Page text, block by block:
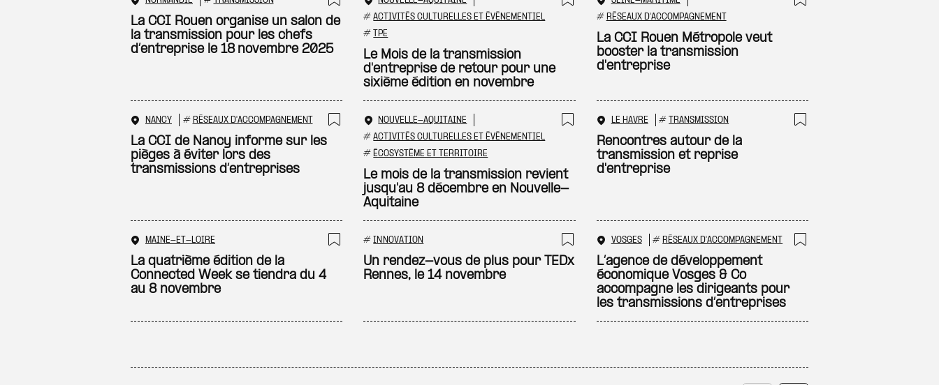
Ajouter à ma sélection
La CCI Rouen organise un salon de
la transmission pour les chefs
d’entreprise le 18 novembre 2025
#ACTIVITÉS CULTURELLES ET ÉVÉNEMENTIEL
# TPE
Ajouter à ma sélection
Le Mois de la transmission
d'entreprise de retour pour une
sixième édition en novembre
# RÉSEAUX D'ACCOMPAGNEMENT
La CCI Rouen Métropole veut
booster la transmission
d'entreprise
NANCY # RÉSEAUX D'ACCOMPAGNEMENT
Ajouter à ma sélection
La CCI de Nancy informe sur les
pièges à éviter lors des
transmissions d’entreprises
NOUVELLE-AQUITAINE
#ACTIVITÉS CULTURELLES ET ÉVÉNEMENTIEL
#ÉCOSYSTÈME ET TERRITOIRE
Ajouter à ma sélection
Le mois de la transmission revient
jusqu'au 8 décembre en Nouvelle-
Aquitaine
LE HAVRE # TRANSMISSION
Rencontres autour de la
transmission et reprise
d'entreprise
MAINE-ET-LOIRE
Ajouter à ma sélection
La quatrième édition de la
Connected Week se tiendra du 4
au 8 novembre
#INNOVATION
Ajouter à ma sélection
Un rendez-vous de plus pour TEDx
Rennes, le 14 novembre
VOSGES #RÉSEAUX D'ACCOMPAGNEMENT
L’agence de développement
économique Vosges & Co
accompagne les dirigeants pour
les transmissions d’entreprises